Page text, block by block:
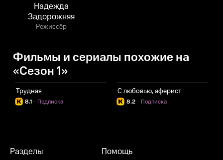
Надежда
Задорожняя
Режиссёр
Фильмы и сериалы похожие на
«Сезон 1»
Трудная
8.1 Подписка
·
С любовью, аферист
8.2 Подписка
·
Разделы Помощь